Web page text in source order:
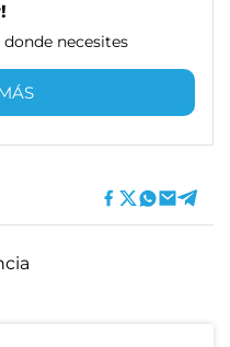
donde necesites